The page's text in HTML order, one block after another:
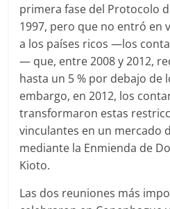
primera fase del Protocolo
1997, pero que no entró en
a los países ricos —los
— que, entre 2008 y 2012,
hasta un 5 % por debajo de
embargo, en 2012, los
transformaron estas
vinculantes en un mercado
mediante la Enmienda de
Kioto.
Las dos reuniones más